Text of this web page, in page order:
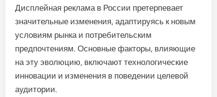
Дисплейная реклама в России претерпевает
значительные изменения, адаптируясь к новым
условиям рынка и потребительским
предпочтениям. Основные факторы, влияющие
на эту эволюцию, включают технологические
инновации и изменения в поведении целевой
аудитории.